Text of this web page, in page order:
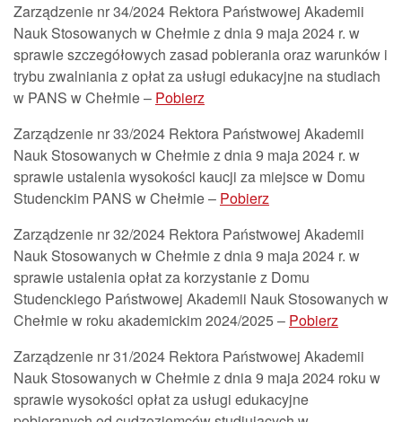
Zarządzenie nr 34/2024 Rektora Państwowej Akademii
Nauk Stosowanych w Chełmie z dnia 9 maja 2024 r. w
sprawie szczegółowych zasad pobierania oraz warunków i
trybu zwalniania z opłat za usługi edukacyjne na studiach
w PANS w Chełmie – Pobierz
Zarządzenie nr 33/2024 Rektora Państwowej Akademii
Nauk Stosowanych w Chełmie z dnia 9 maja 2024 r. w
sprawie ustalenia wysokości kaucji za miejsce w Domu
Studenckim PANS w Chełmie – Pobierz
Zarządzenie nr 32/2024 Rektora Państwowej Akademii
Nauk Stosowanych w Chełmie z dnia 9 maja 2024 r. w
sprawie ustalenia opłat za korzystanie z Domu
Studenckiego Państwowej Akademii Nauk Stosowanych w
Chełmie w roku akademickim 2024/2025 – Pobierz
Zarządzenie nr 31/2024 Rektora Państwowej Akademii
Nauk Stosowanych w Chełmie z dnia 9 maja 2024 roku w
sprawie wysokości opłat za usługi edukacyjne